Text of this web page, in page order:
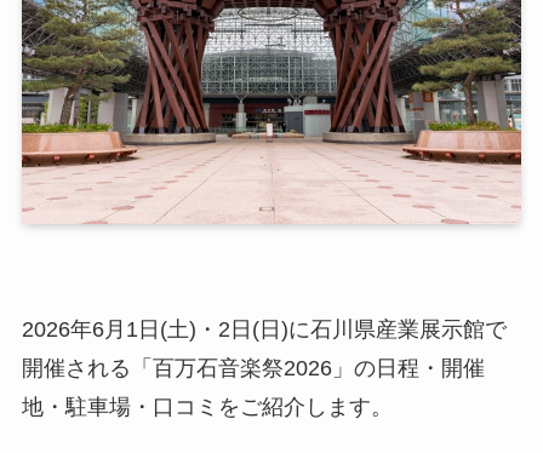
2026年6月1日(土)・2日(日)に石川県産業展示館で
開催される「百万石音楽祭2026」の日程・開催
地・駐車場・口コミをご紹介します。